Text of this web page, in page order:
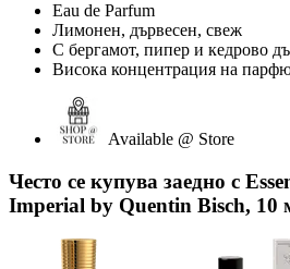
Eau de Parfum
Лимонен, дървесен, свеж
С бергамот, пипер и кедрово
Висока концентрация на
Available @ Store
Често се купува заедно с
Imperial by Quentin Bisch, 10